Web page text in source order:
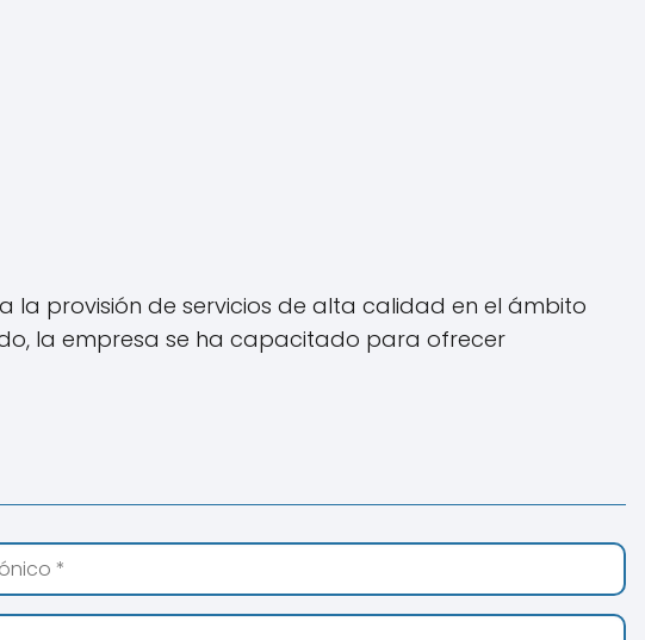
provisión de servicios de alta calidad en el ámbito
la empresa se ha capacitado para ofrecer